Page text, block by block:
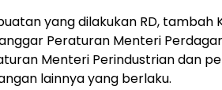
yang dilakukan RD, tambah
Peraturan Menteri
Menteri Perindustrian dan
lainnya yang berlaku.